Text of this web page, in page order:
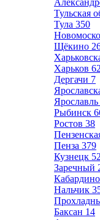
Тульская
Тула 350
Щёкино
Харьков
Дергачи 7
Ярославль
Рыбинск
Ростов 38
Пенза 379
Кузнецк 52
Заречный
Нальчик
Баксан 14